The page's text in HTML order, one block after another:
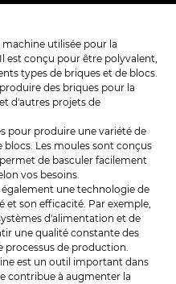
utilisée pour la
est conçu pour être polyvalent,
types de briques et de blocs.
des briques pour la
d'autres projets de
pour produire une variété de
blocs. Les moules sont conçus
de basculer facilement
vos besoins.
une technologie de
son efficacité. Par exemple,
d'alimentation et de
une qualité constante des
processus de production.
est un outil important dans
contribue à augmenter la